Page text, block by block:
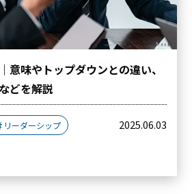
意味やトップダウンとの違い、
どを解説
リーダーシップ 2025.06.03